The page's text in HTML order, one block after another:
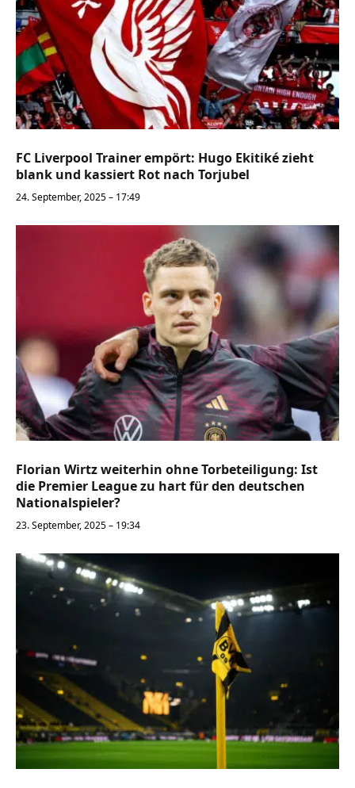
FC Liverpool Trainer empört: Hugo Ekitiké zieht
blank und kassiert Rot nach Torjubel
24. September, 2025 – 17:49
Florian Wirtz weiterhin ohne Torbeteiligung: Ist
die Premier League zu hart für den deutschen
Nationalspieler?
23. September, 2025 – 19:34